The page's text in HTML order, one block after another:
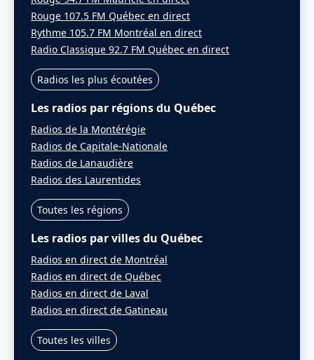
Rouge 107.5 FM Québec en direct
Rythme 105.7 FM Montréal en direct
Radio Classique 92.7 FM Québec en direct
Radios les plus écoutées
Les radios par régions du Québec
Radios de la Montérégie
Radios de Capitale-Nationale
Radios de Lanaudière
Radios des Laurentides
Toutes les régions
Les radios par villes du Québec
Radios en direct de Montréal
Radios en direct de Québec
Radios en direct de Laval
Radios en direct de Gatineau
Toutes les villes